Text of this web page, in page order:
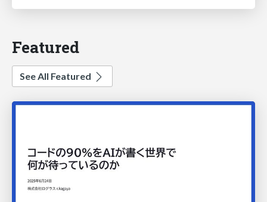
Featured
See All Featured